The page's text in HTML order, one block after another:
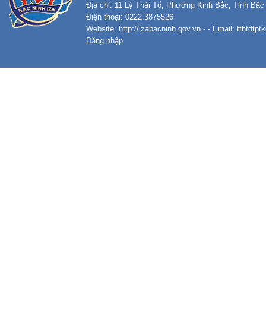
Địa chỉ: 11 Lý Thái Tổ, Phường Kinh Bắc, Tỉnh Bắc
Điện thoại: 0222.3875526
Website: http://izabacninh.gov.vn - - Email:
Đăng nhập